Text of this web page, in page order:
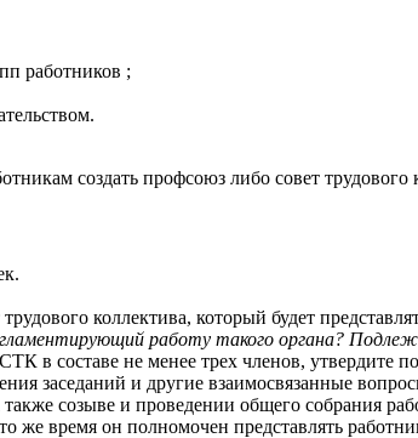
работников ;
создать профсоюз либо совет
коллектива, который будет
работу такого органа?
в составе не менее трех членов,
заседаний и другие взаимосвязанные
созыве и проведении общего собрания
же время он полномочен представлять